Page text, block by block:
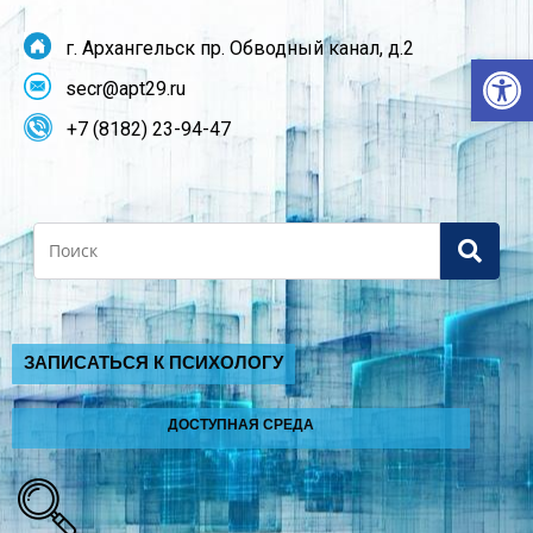
г. Архангельск пр. Обводный канал, д.2
secr@apt29.ru
+7 (8182) 23-94-47
Search
ЗАПИСАТЬСЯ К ПСИХОЛОГУ
ДОСТУПНАЯ СРЕДА